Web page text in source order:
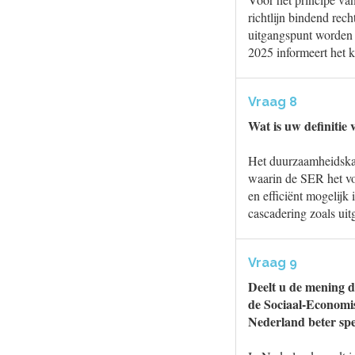
richtlijn bindend
uitgangspunt
2025 informeert het
Vraag 8
Wat is uw definitie
Het
waarin de SER het
en efficiënt mogelijk
cascadering zoals
Vraag 9
Deelt u de mening
de Sociaal-
Nederland beter